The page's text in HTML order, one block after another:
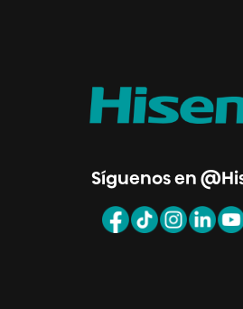
Síguenos en